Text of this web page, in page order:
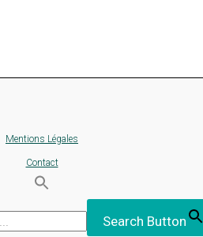
Mentions Légales
Contact
Search Button